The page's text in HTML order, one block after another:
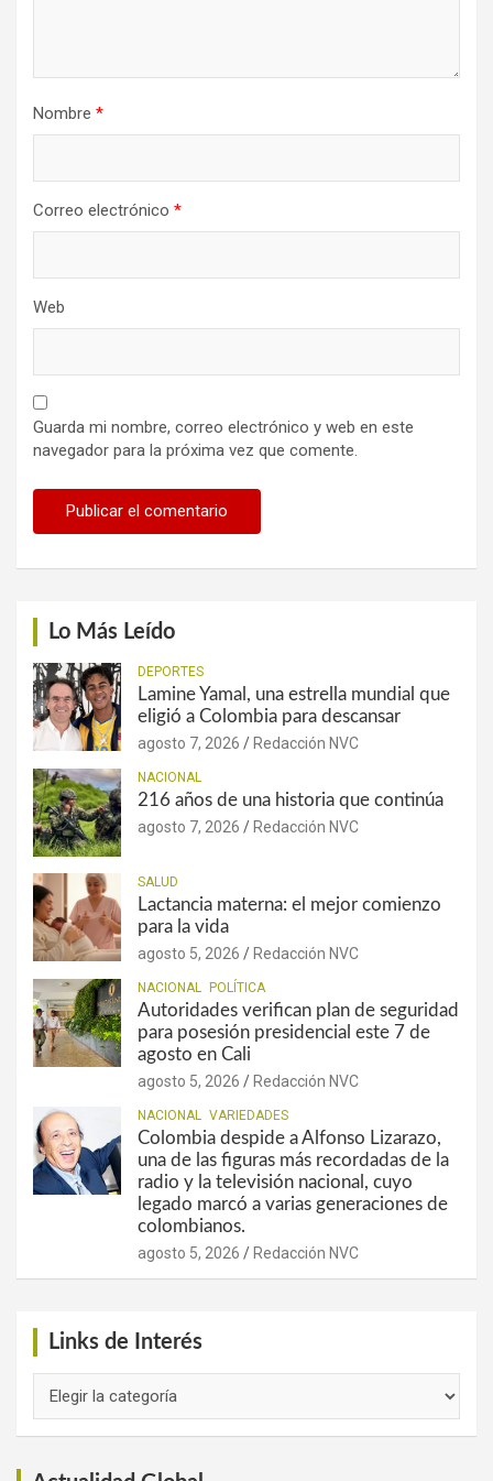
Nombre *
Correo electrónico *
Web
Guarda mi nombre, correo electrónico y web en este
navegador para la próxima vez que comente.
Lo Más Leído
DEPORTES
Lamine Yamal, una estrella mundial que
eligió a Colombia para descansar
agosto 7, 2026 Redacción NVC
NACIONAL
216 años de una historia que continúa
agosto 7, 2026 Redacción NVC
SALUD
Lactancia materna: el mejor comienzo
para la vida
agosto 5, 2026 Redacción NVC
NACIONAL POLÍTICA
Autoridades verifican plan de seguridad
para posesión presidencial este 7 de
agosto en Cali
agosto 5, 2026 Redacción NVC
NACIONAL VARIEDADES
Colombia despide a Alfonso Lizarazo,
una de las figuras más recordadas de la
radio y la televisión nacional, cuyo
legado marcó a varias generaciones de
colombianos.
agosto 5, 2026 Redacción NVC
Links de Interés